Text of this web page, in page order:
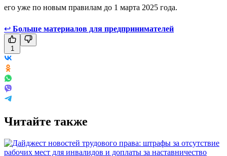
его уже по новым правилам до 1 марта 2025 года.
↩ Больше материалов для предпринимателей
1
Читайте также